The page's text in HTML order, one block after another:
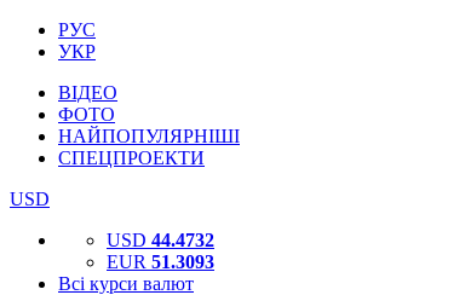
РУС
УКР
ВІДЕО
ФОТО
НАЙПОПУЛЯРНІШІ
СПЕЦПРОЕКТИ
USD
USD 44.4732
EUR 51.3093
Всі курси валют